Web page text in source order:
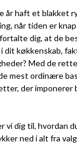
år haft et blakket
når tiden er
dig, at de
dit køkkenskab,
Med de
mest ordinære
der imponerer
vi dig til, hvordan
ned i alt fra